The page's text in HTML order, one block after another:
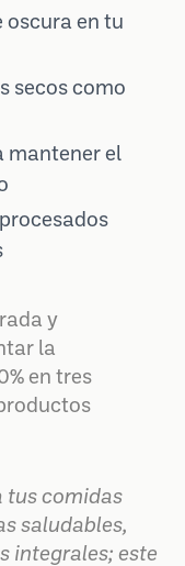
oscura en tu
secos como
mantener el
y
la
en tres
tus comidas
saludables,
integrales; este